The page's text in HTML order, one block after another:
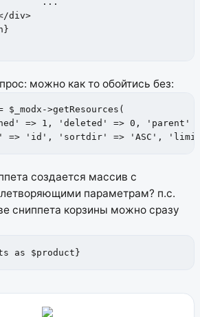
можно как то обойтись без:
>getResources(
=> 'id', 'sortdir' => 'ASC',
создается массив с
параметрам? п.с.
сниппета корзины можно сразу
as $product}